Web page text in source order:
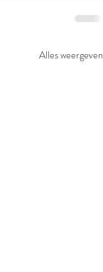
Alles weergeven